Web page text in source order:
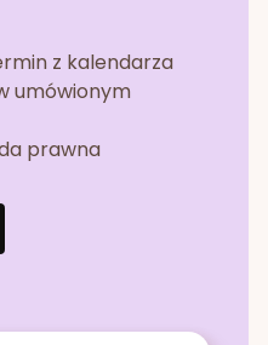
z kalendarza
umówionym
prawna